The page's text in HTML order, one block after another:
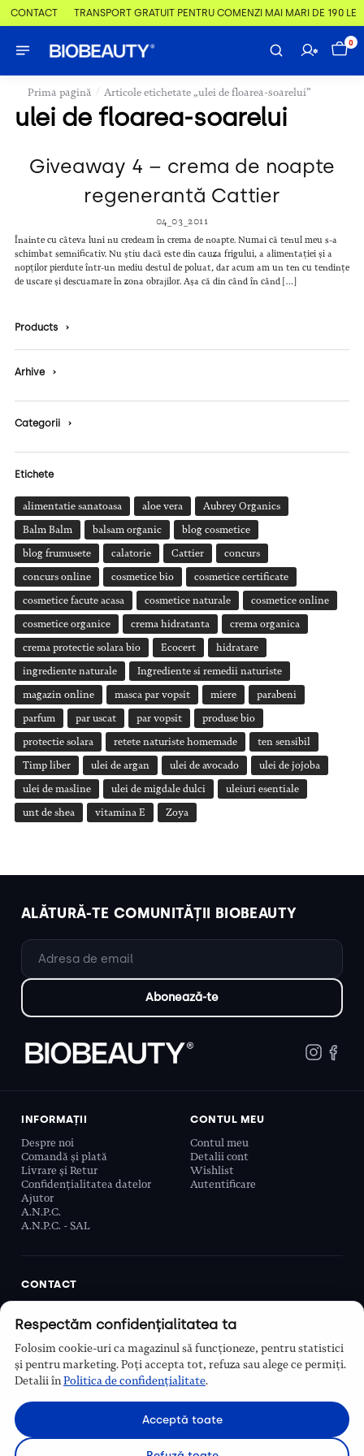
CONTACT TRANSPORT GRATUIT PENTRU COMENZI MAI MARI DE 190 LEI
0
Prima pagină / Articole etichetate „ulei de floarea-soarelui”
ulei de floarea-soarelui
Giveaway 4 – crema de noapte
regenerantă Cattier
04_03_2011
Înainte cu câteva luni nu credeam în crema de noapte. Numai că tenul meu s-a
schimbat semnificativ. Nu știu dacă este din cauza frigului, a alimentației și a
nopților pierdute într-un mediu destul de poluat, dar acum am un ten cu tendințe
de uscare și descuamare în zona obrajilor. Așa că din când în când […]
Products ›
Arhive ›
Categorii ›
Etichete
alimentatie sanatoasa aloe vera Aubrey Organics
Balm Balm balsam organic blog cosmetice
blog frumusete calatorie Cattier concurs
concurs online cosmetice bio cosmetice certificate
cosmetice facute acasa cosmetice naturale cosmetice online
cosmetice organice crema hidratanta crema organica
crema protectie solara bio Ecocert hidratare
ingrediente naturale Ingrediente si remedii naturiste
magazin online masca par vopsit miere parabeni
parfum par uscat par vopsit produse bio
protectie solara retete naturiste homemade ten sensibil
Timp liber ulei de argan ulei de avocado ulei de jojoba
ulei de masline ulei de migdale dulci uleiuri esentiale
unt de shea vitamina E Zoya
ALĂTURĂ-TE COMUNITĂȚII BIOBEAUTY
INFORMAȚII
Despre noi
Comandă și plată
Livrare și Retur
Confidențialitatea datelor
Ajutor
A.N.P.C.
A.N.P.C. - SAL
CONTUL MEU
Contul meu
Detalii cont
Wishlist
Autentificare
CONTACT
Sector 6, București, România
Program
Luni–Vineri, 9:00 – 16:00
Respectăm confidențialitatea ta
Folosim cookie-uri ca magazinul să funcționeze, pentru statistici
și pentru marketing. Poți accepta tot, refuza sau alege ce permiți.
Detalii înPolitica de confidențialitate.
Acceptă toate